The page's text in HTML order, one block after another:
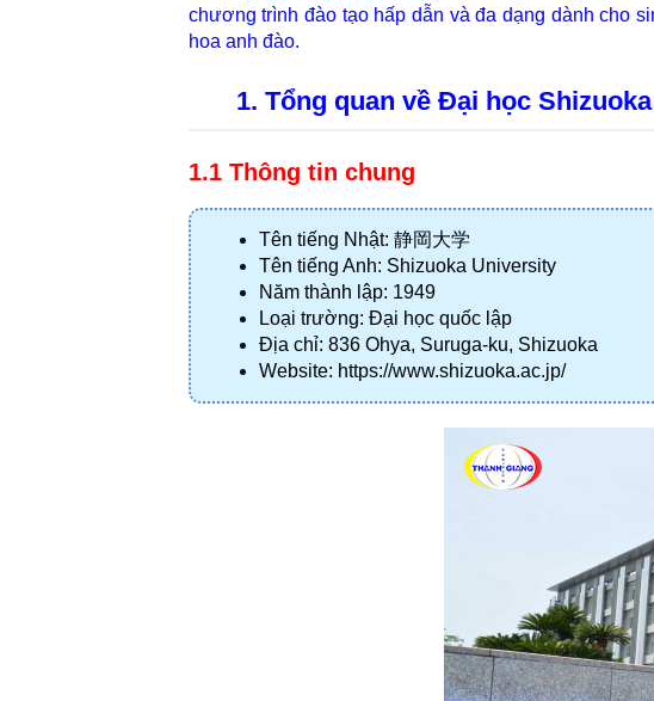
chương trình đào tạo hấp dẫn và đa dạng dành cho
hoa anh đào.
1. Tổng quan về Đại học Shizuoka
1.1 Thông tin chung
Tên tiếng Nhật: 静岡大学
Tên tiếng Anh: Shizuoka University
Năm thành lập: 1949
Loại trường: Đại học quốc lập
Địa chỉ: 836 Ohya, Suruga-ku, Shizuoka
Website: https://www.shizuoka.ac.jp/